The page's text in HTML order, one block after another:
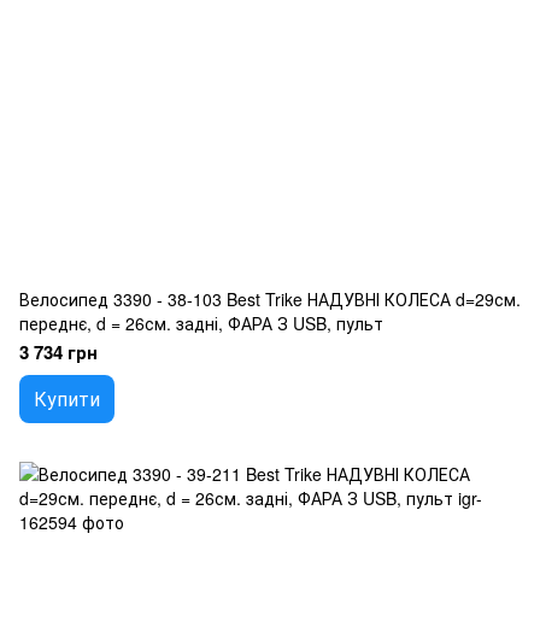
Велосипед 3390 - 38-103 Best Trike НАДУВНІ КОЛЕСА d=29см.
переднє, d = 26см. задні, ФАРА З USB, пульт
3 734 грн
Купити